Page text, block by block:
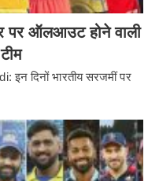
पर ऑलआउट होने वाली
दिनों भारतीय सरजमीं पर